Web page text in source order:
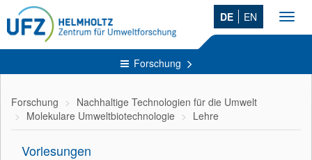
DE EN
Forschung
Forschung
Nachhaltige Technologien für die Umwelt
Molekulare Umweltbiotechnologie
Lehre
Vorlesungen